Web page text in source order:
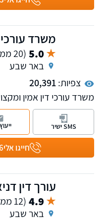
בהסדרת מעמד בישראל
משרד עורכי
5.0 (20 ממליצים)
באר שבע
צפיות:20,391
משרד עורכי דין אמין
בכל ענייניכם המשפטיים,
פליליות ותעבורה.
התוצאות הטובות ביותר
שלך. אנו מייצגים אתחייגו אלי
SMS ישיר
עורך דין
4.9 (12 ממליצים)
באר שבע